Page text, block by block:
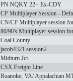
PN NQKY 22+ Ex-CDY
CP Multiplayer Session -
CN/CP Multiplayer session
80/90's Multiplayer session
Coal County
jacob4321 session2
Midturn Jct.
CSX Freight Line
Roanoke, VA/ Appalachian